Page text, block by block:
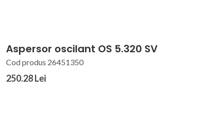
Aspersor oscilant OS 5.320 SV
Cod produs 26451350
250.28 Lei